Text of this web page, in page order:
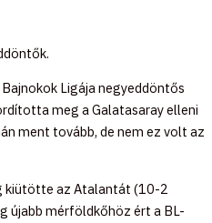
Ligája negyeddöntős
meg a Galatasaray elleni
ment tovább, de nem ez volt az
kiütötte az Atalantát (10-2
újabb mérföldkőhöz ért a BL-